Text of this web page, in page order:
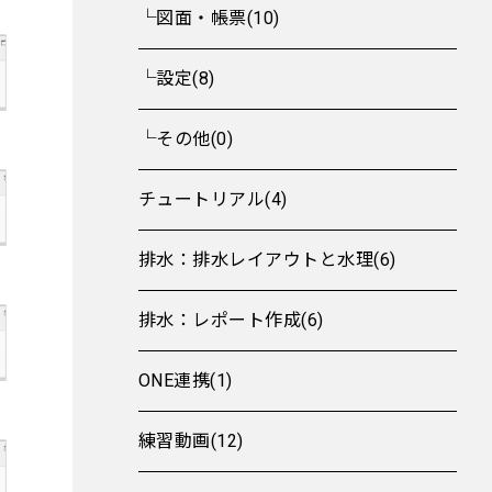
└図面・帳票(10)
└設定(8)
└その他(0)
チュートリアル(4)
排水：排水レイアウトと水理(6)
排水：レポート作成(6)
ONE連携(1)
練習動画(12)